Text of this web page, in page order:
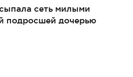
сеть милыми
подросшей дочерью